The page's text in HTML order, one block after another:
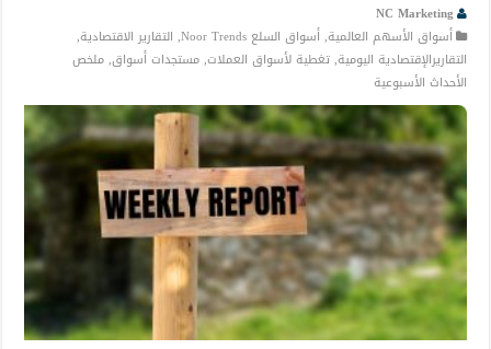
NC Marketing
أسواق الأسهم العالمية,أسواق السلع Noor Trends , التقارير الاقتصادية,
التقاريرالإقتصادية اليومية,تغطية لأسواق العملات,مستجدات أسواق,ملخص
الأحداث الأسبوعية